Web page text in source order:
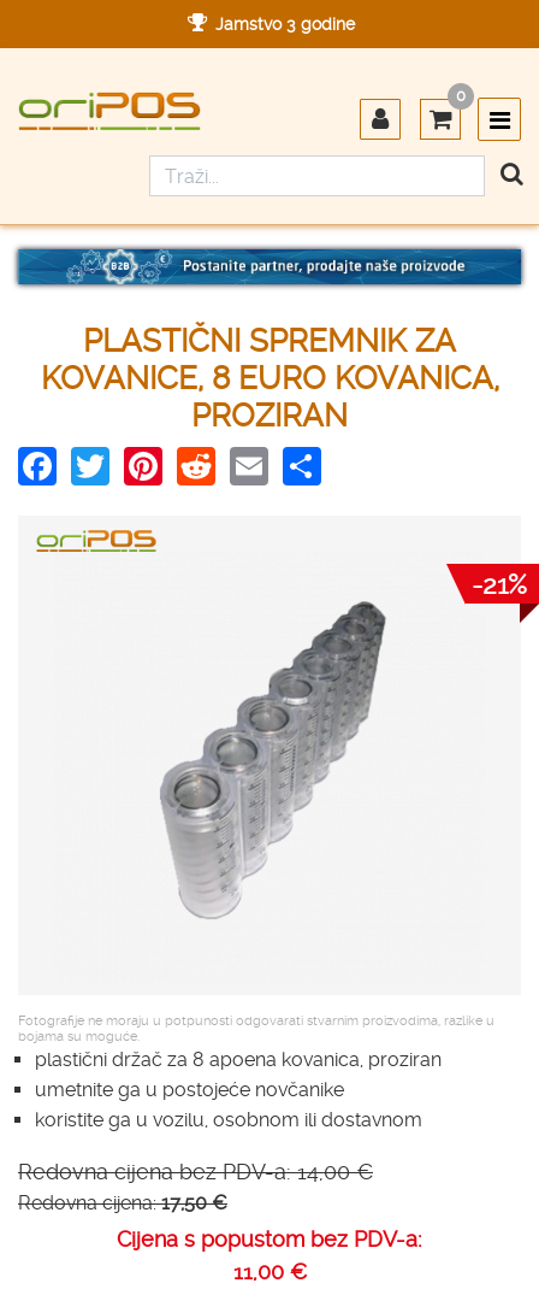
Jamstvo 3 godine
Designed in Germany
Made in Germany
0
PLASTIČNI SPREMNIK ZA
KOVANICE, 8 EURO KOVANICA,
PROZIRAN
Facebook
TwitterPinterest
Reddit
Email
-21%
Fotografije ne moraju u potpunosti odgovarati stvarnim proizvodima, razlike u
bojama su moguće.
plastični držač za 8 apoena kovanica, proziran
umetnite ga u postojeće novčanike
koristite ga u vozilu, osobnom ili dostavnom
Redovna cijena bez PDV-a:14,00 €
Redovna cijena:17,50 €
Cijena s popustom bez PDV-a:
11,00 €